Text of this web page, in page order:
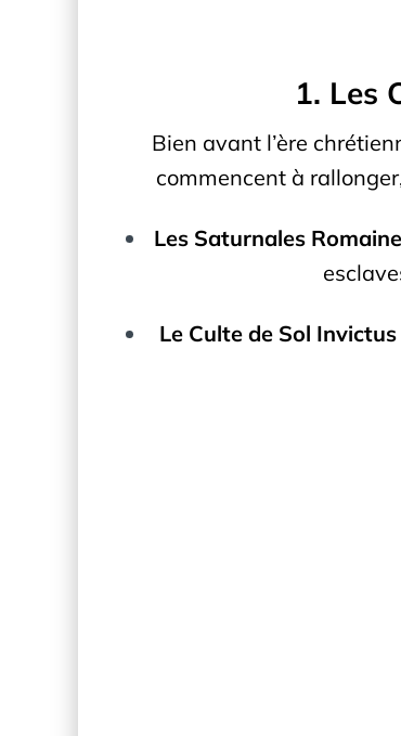
1. Les
Bien avant l’ère
commencent à
Les Saturnales
Le Culte de Sol Invictus